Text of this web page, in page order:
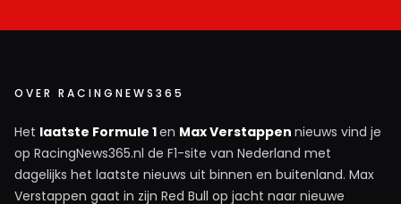
OVER RACINGNEWS365
Het laatste Formule 1en Max Verstappen nieuws vind je
op RacingNews365.nl de F1-site van Nederland met
dagelijks het laatste nieuws uit binnen en buitenland. Max
Verstappen gaat in zijn Red Bull op jacht naar nieuwe